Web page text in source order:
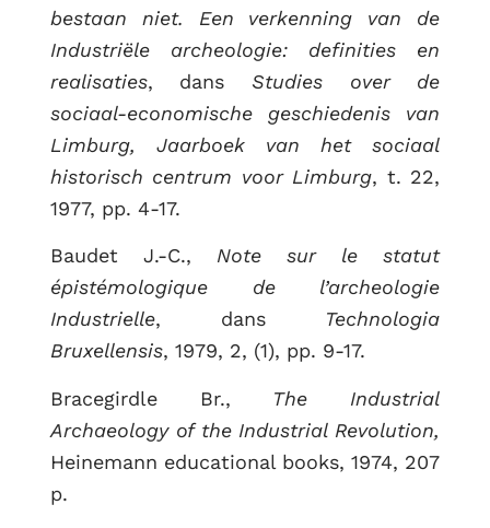
bestaan niet. Een verkenning van de
Industriële archeologie: definities en
realisaties, dans Studies over de
sociaal-economische geschiedenis van
Limburg, Jaarboek van het sociaal
historisch centrum voor Limburg, t. 22,
1977, pp. 4-17.
Baudet J.-C., Note sur le statut
épistémologique de l’archeologie
Industrielle, dans Technologia
Bruxellensis, 1979, 2, (1), pp. 9-17.
Bracegirdle Br., The Industrial
Archaeology of the Industrial Revolution,
Heinemann educational books, 1974, 207
p.